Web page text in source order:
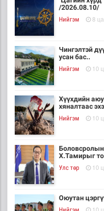
/2026.08.10/
Нийгэм 8
Чингэлтэй
усан бас..
Нийгэм 10
Хүүхдийн
хяналтаас
Нийгэм 10
Х.Тамирыг
Улс төр 10
Оюутан
10